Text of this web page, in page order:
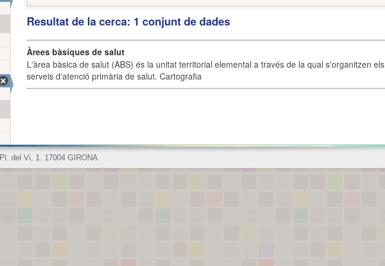
Resultat de la cerca: 1 conjunt de dades
Àrees bàsiques de salut
L'àrea bàsica de salut (ABS) és la unitat territorial elemental a través de la qual s'organitzen els
serveis d'atenció primària de salut. Cartografia
Pl. del Vi, 1. 17004 GIRONA